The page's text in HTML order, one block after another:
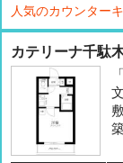
人気のカウンター
カテリーナ千駄
「